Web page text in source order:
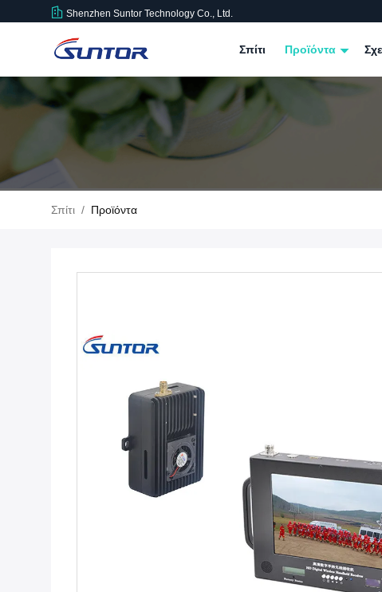
Shenzhen Suntor Technology Co., Ltd.
Σπίτι Προϊόντα
Σπίτι / Προϊόντα